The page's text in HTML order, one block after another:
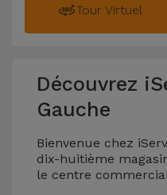
Tour Virtuel
Découvrez
Gauche
Bienvenue chez
dix-huitième
le centre